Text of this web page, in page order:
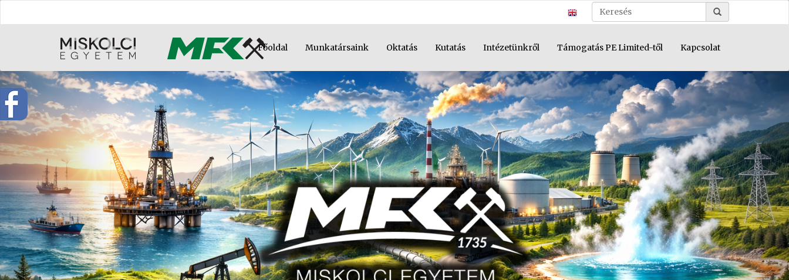
Főoldal Munkatársaink Oktatás Kutatás Intézetünkről Támogatás PE Limited-től Kapcsolat
Previous Next